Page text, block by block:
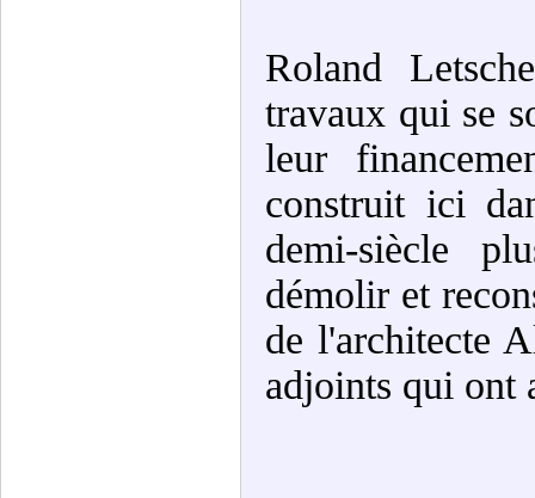
Roland
travaux qui se
leur
construit ici
demi-siècle
démolir et
de l'architecte
adjoints qui ont